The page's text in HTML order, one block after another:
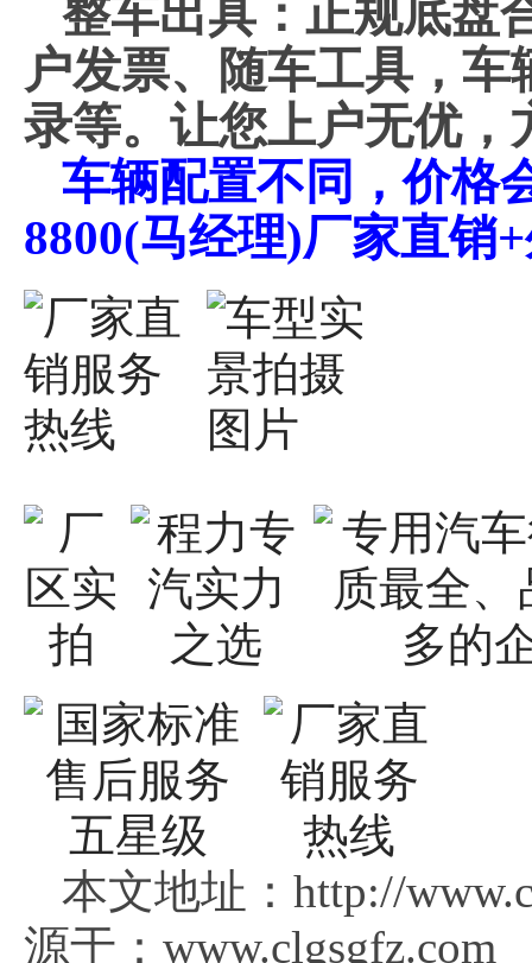
整车出具：正规底盘
户发票、随车工具，
录等。让您上户无优，
车辆配置不同，价格
8800(马经理)厂家直销
本文地址：http://
源于：www.clgsgfz.com